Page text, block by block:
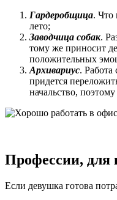
Гардеробщица. Что
лето;
Заводчица собак.
тому же приносит
положительных
Архивариус.
придется
начальство,
Профессии, для
Если девушка готова